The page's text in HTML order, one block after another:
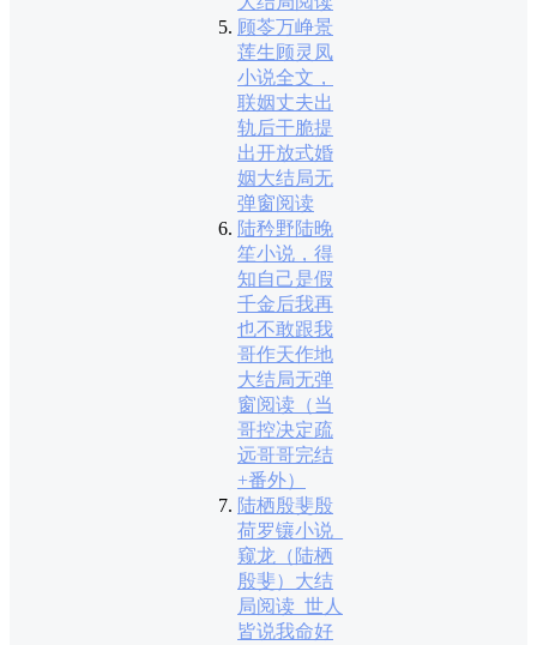
顾苓万峥景
莲生顾灵凤
小说全文，
联姻丈夫出
轨后干脆提
出开放式婚
姻大结局无
弹窗阅读
陆矜野陆晚
笙小说，得
知自己是假
千金后我再
也不敢跟我
哥作天作地
大结局无弹
窗阅读（当
哥控决定疏
远哥哥完结
+番外）
陆栖殷斐殷
荷罗镶小说_
窥龙（陆栖
殷斐）大结
局阅读_世人
皆说我命好